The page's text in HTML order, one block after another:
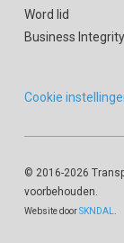
Word lid
Business
Cookie
© 2016-2026
voorbehouden.
Website doorSKNDAL